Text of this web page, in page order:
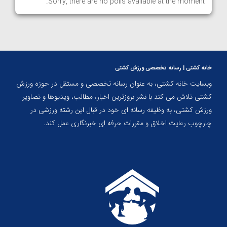
خانه کشتی | رسانه تخصصی ورزش کشتی
وبسایت خانه کشتی، به عنوان رسانه تخصصی و مستقل در حوزه ورزش
کشتی تلاش می کند با نشر بروزترین اخبار، مطالب، ویدیوها و تصاویر
ورزش کشتی، به وظیفه رسانه ای خود در قبال این رشته ورزشی در
چارچوب رعایت اخلاق و مقررات حرفه ای خبرنگاری عمل کند.